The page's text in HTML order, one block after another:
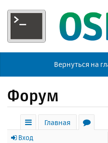
Вернуться на
Форум
с
Главная
Вход